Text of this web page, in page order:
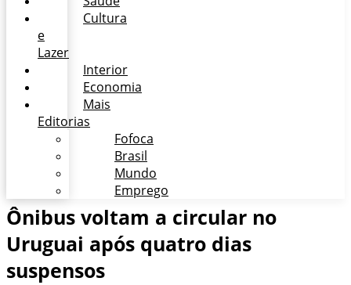
Cultura
e
Lazer
Interior
Economia
Mais
Editorias
Fofoca
Brasil
Mundo
Emprego
Ônibus voltam a circular no
Uruguai após quatro dias
suspensos